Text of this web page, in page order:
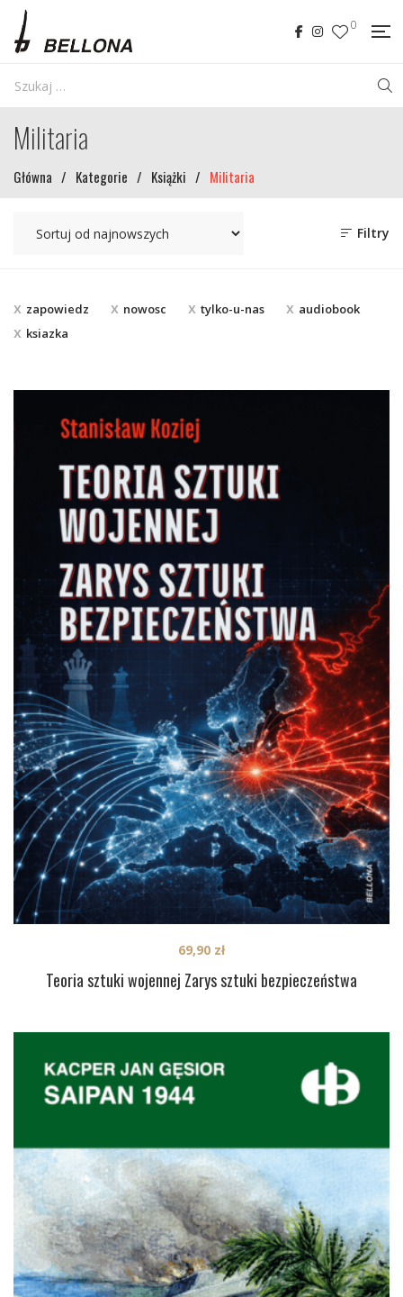
0
Militaria
Główna / Kategorie / Książki / Militaria
Filtry
zapowiedz nowosc tylko-u-nas
audiobook
ksiazka
Teoria sztuki wojennej Zarys sztuki bezpieczeństwa
69,90 zł